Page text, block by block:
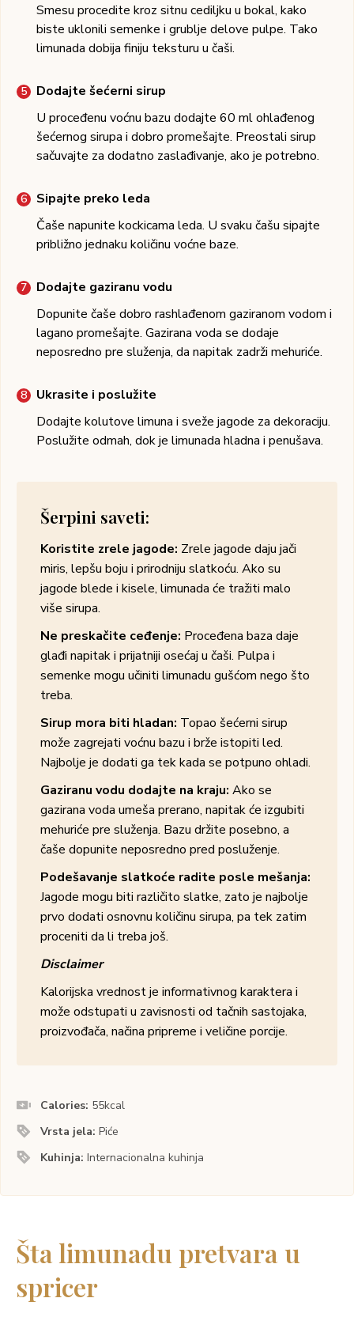
Smesu procedite kroz sitnu cediljku u bokal, kako
biste uklonili semenke i grublje delove pulpe. Tako
limunada dobija finiju teksturu u čaši.
Dodajte šećerni sirup
U proceđenu voćnu bazu dodajte 60 ml ohlađenog
šećernog sirupa i dobro promešajte. Preostali sirup
sačuvajte za dodatno zaslađivanje, ako je potrebno.
Sipajte preko leda
Čaše napunite kockicama leda. U svaku čašu sipajte
približno jednaku količinu voćne baze.
Dodajte gaziranu vodu
Dopunite čaše dobro rashlađenom gaziranom vodom i
lagano promešajte. Gazirana voda se dodaje
neposredno pre služenja, da napitak zadrži mehuriće.
Ukrasite i poslužite
Dodajte kolutove limuna i sveže jagode za dekoraciju.
Poslužite odmah, dok je limunada hladna i penušava.
Šerpini saveti:
Koristite zrele jagode: Zrele jagode daju jači
miris, lepšu boju i prirodniju slatkoću. Ako su
jagode blede i kisele, limunada će tražiti malo
više sirupa.
Ne preskačite ceđenje: Proceđena baza daje
glađi napitak i prijatniji osećaj u čaši. Pulpa i
semenke mogu učiniti limunadu gušćom nego što
treba.
Sirup mora biti hladan: Topao šećerni sirup
može zagrejati voćnu bazu i brže istopiti led.
Najbolje je dodati ga tek kada se potpuno ohladi.
Gaziranu vodu dodajte na kraju: Ako se
gazirana voda umeša prerano, napitak će izgubiti
mehuriće pre služenja. Bazu držite posebno, a
čaše dopunite neposredno pred posluženje.
Podešavanje slatkoće radite posle mešanja:
Jagode mogu biti različito slatke, zato je najbolje
prvo dodati osnovnu količinu sirupa, pa tek zatim
proceniti da li treba još.
Disclaimer
Kalorijska vrednost je informativnog karaktera i
može odstupati u zavisnosti od tačnih sastojaka,
proizvođača, načina pripreme i veličine porcije.
Calories: 55kcal
Vrsta jela:Piće
Kuhinja:Internacionalna kuhinja
Šta limunadu pretvara u
spricer